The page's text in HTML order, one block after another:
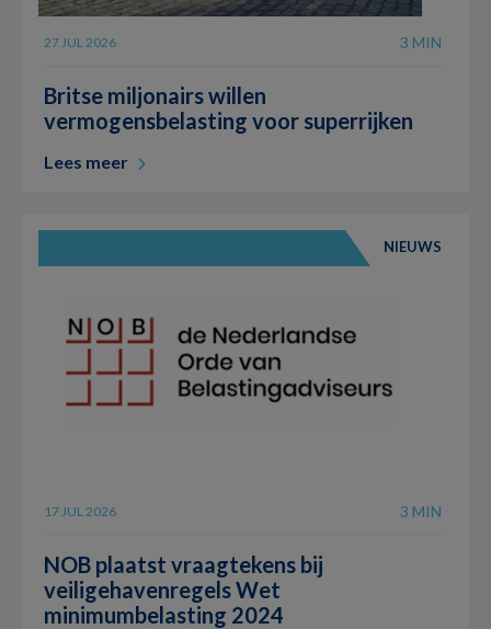
27 JUL 2026 3 MIN
Britse miljonairs willen
vermogensbelasting voor superrijken
Lees meer
NIEUWS
17 JUL 2026 3 MIN
NOB plaatst vraagtekens bij
veiligehavenregels Wet
minimumbelasting 2024